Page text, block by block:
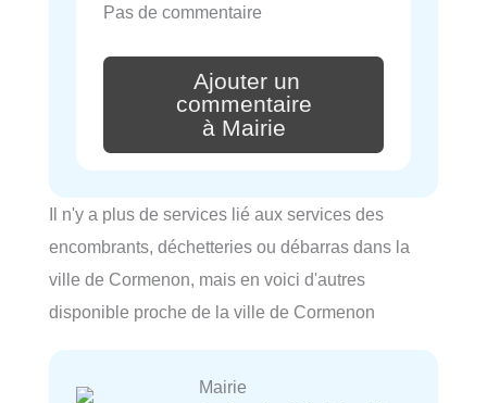
Pas de commentaire
Ajouter un
commentaire
à Mairie
Il n'y a plus de services lié aux services des
encombrants, déchetteries ou débarras dans la
ville de Cormenon, mais en voici d'autres
disponible proche de la ville de Cormenon
Mairie